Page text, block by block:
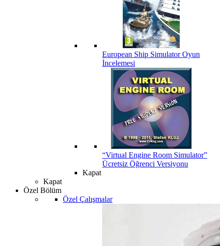
European Ship Simulator Oyun
İncelemesi
“Virtual Engine Room Simulator”
Ücretsiz Öğrenci Versiyonu
Kapat
Kapat
Özel Bölüm
Özel Çalışmalar